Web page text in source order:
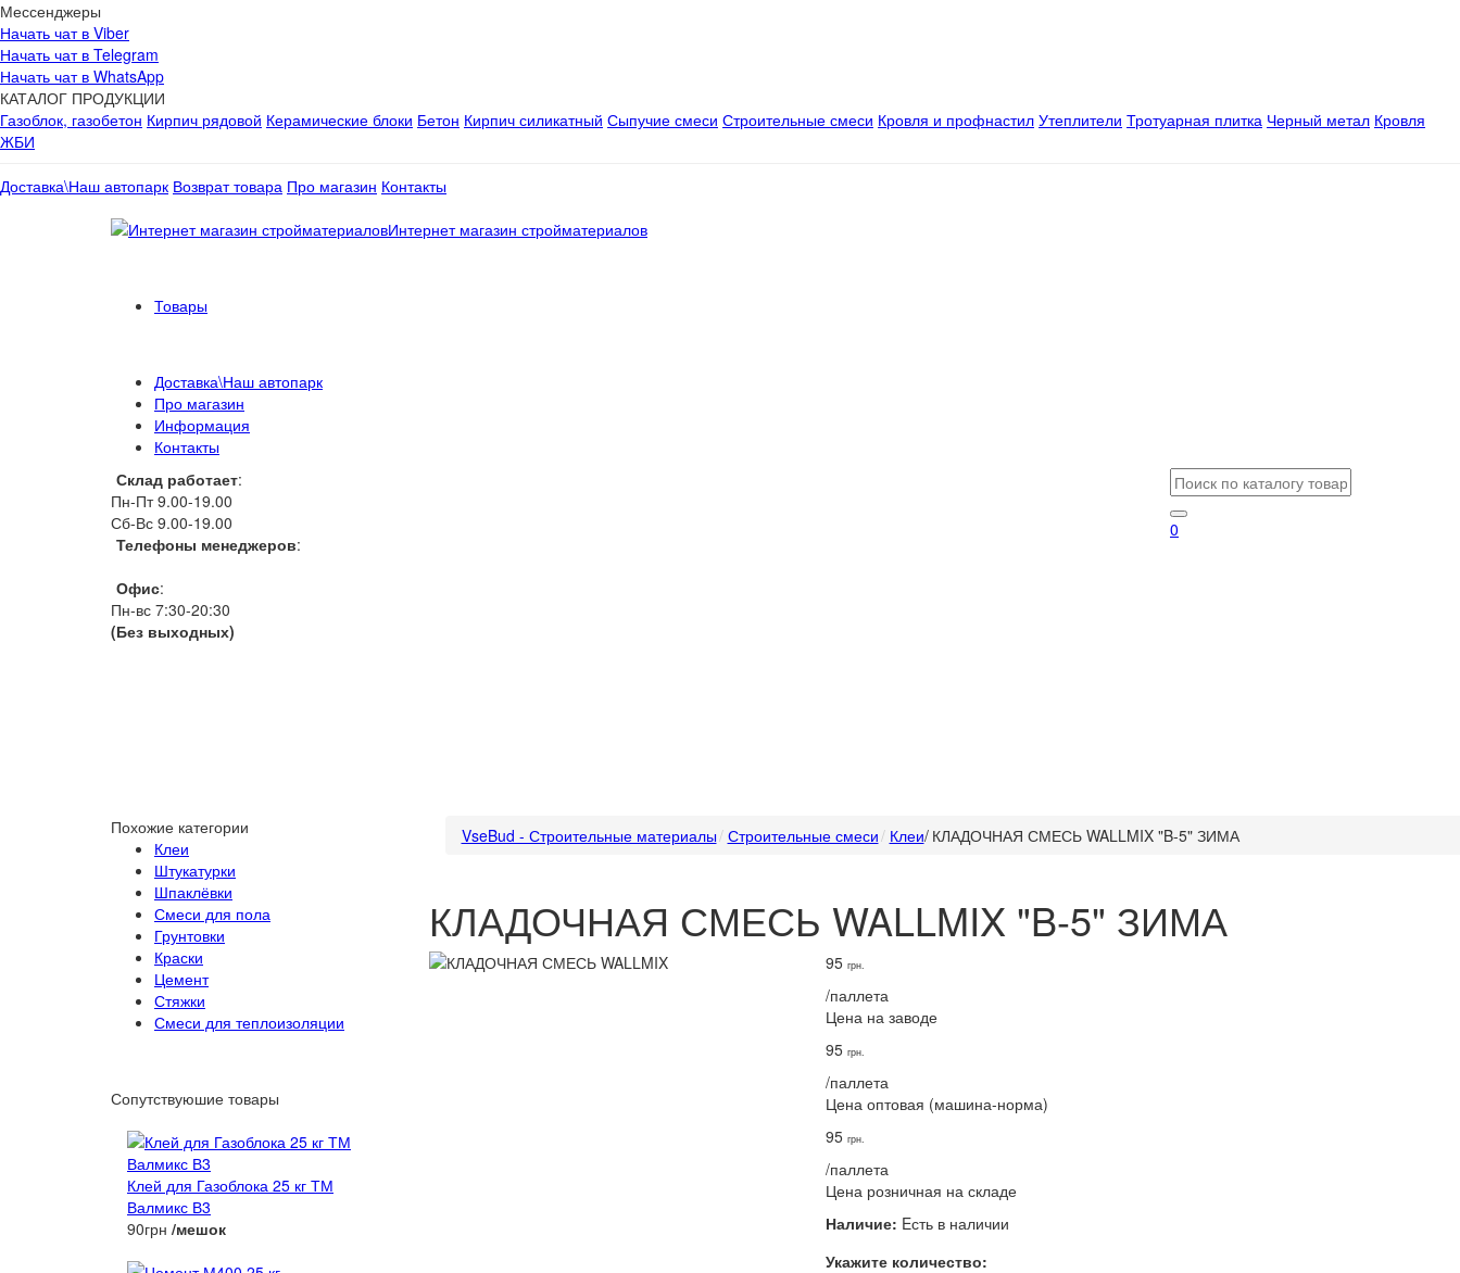
Мессенджеры
Начать чат в Viber
Начать чат в Telegram
Начать чат в WhatsApp
КАТАЛОГ ПРОДУКЦИИ
Газоблок, газобетон Кирпич рядовой Керамические блоки Бетон Кирпич силикатный Сыпучие смеси Строительные смеси Кровля и профнастил Утеплители Тротуарная плитка Черный метал Кровля
ЖБИ
Доставка\Наш автопарк Возврат товара Про магазин Контакты
Интернет магазин стройматериалов
Товары
Доставка\Наш автопарк
Про магазин
Информация
Контакты
Склад работает:
Пн-Пт 9.00-19.00
Сб-Вс 9.00-19.00
Телефоны менеджеров:
Офис:
Пн-вс 7:30-20:30
(Без выходных)
0
Похожие категории
Клеи
Штукатурки
Шпаклёвки
Смеси для пола
Грунтовки
Краски
Цемент
Стяжки
Смеси для теплоизоляции
Сопутствуюшие товары
Клей для Газоблока 25 кг ТМ
Валмикс В3
90грн /мешок
VseBud - Строительные материалы Строительные смеси Клеи/ КЛАДОЧНАЯ СМЕСЬ WALLMIX "B-5" ЗИМА
КЛАДОЧНАЯ СМЕСЬ WALLMIX "B-5" ЗИМА
95грн.
/паллета
Цена на заводе
95грн.
/паллета
Цена оптовая (машина-норма)
95грн.
/паллета
Цена розничная на складе
Наличие: Eсть в наличии
Укажите количество: